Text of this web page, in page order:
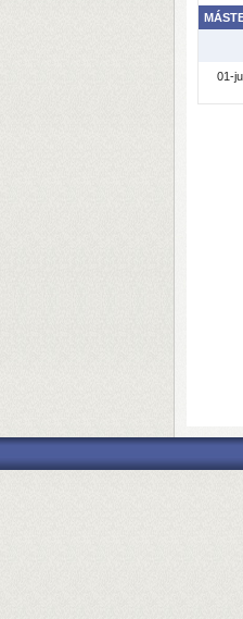
01-